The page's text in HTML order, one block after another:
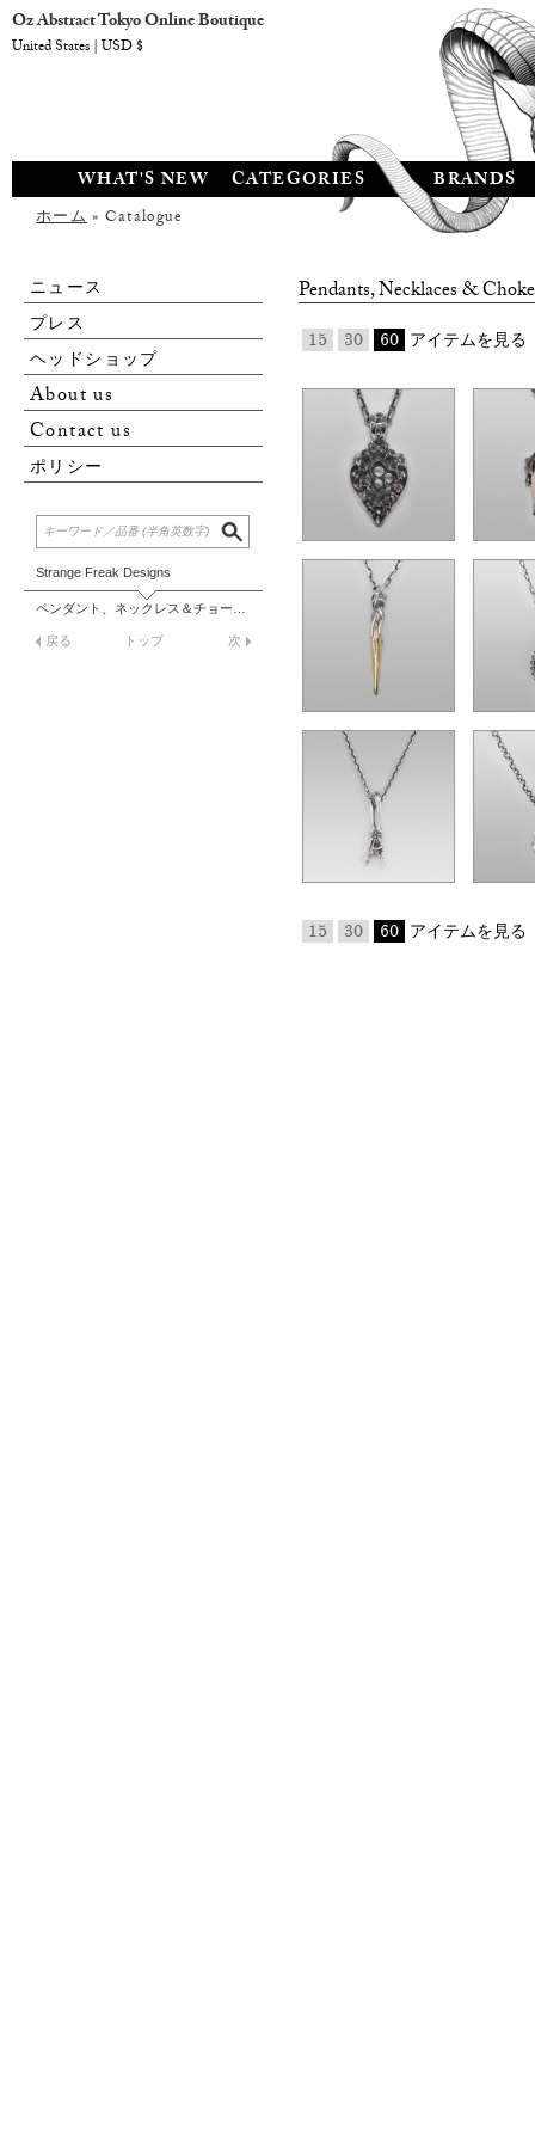
WHAT'S NEW CATEGORIES BRANDS
ホーム» Catalogue
ニュース
プレス
ヘッドショップ
About us
Contact us
ポリシー
Strange Freak Designs
戻る トップ 次
Pendants, Necklaces &
15 30 60 アイテムを見る
15 30 60 アイテムを見る
Oz Abstract Tokyo Online Boutique
United States | USD $